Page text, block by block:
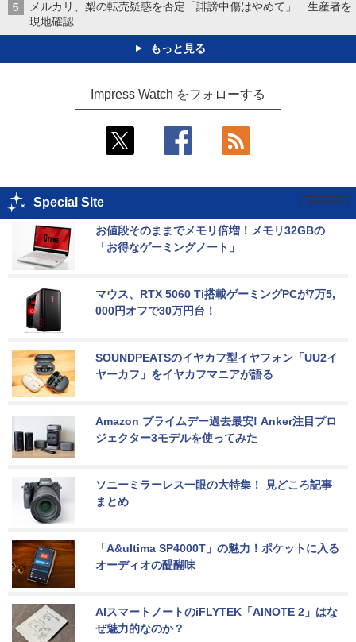
メルカリ、梨の転売疑惑を否定「誹謗中傷はやめて」 生産者を
現地確認
もっと見る
Impress Watch をフォローする
Special Site
お値段そのままでメモリ倍増！メモリ32GBの
「お得なゲーミングノート」
マウス、RTX 5060 Ti搭載ゲーミングPCが7万5,
000円オフで30万円台！
SOUNDPEATSのイヤカフ型イヤフォン「UU2イ
ヤーカフ」をイヤカフマニアが語る
Amazon プライムデー過去最安! Anker注目プロ
ジェクター3モデルを使ってみた
ソニーミラーレス一眼の大特集！ 見どころ記事
まとめ
「A&ultima SP4000T」の魅力！ポケットに入る
オーディオの醍醐味
AIスマートノートのiFLYTEK「AINOTE 2」はな
ぜ魅力的なのか？